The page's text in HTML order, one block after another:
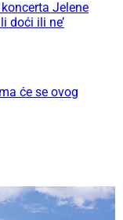
Jelene
doći ili ne’
će se ovog